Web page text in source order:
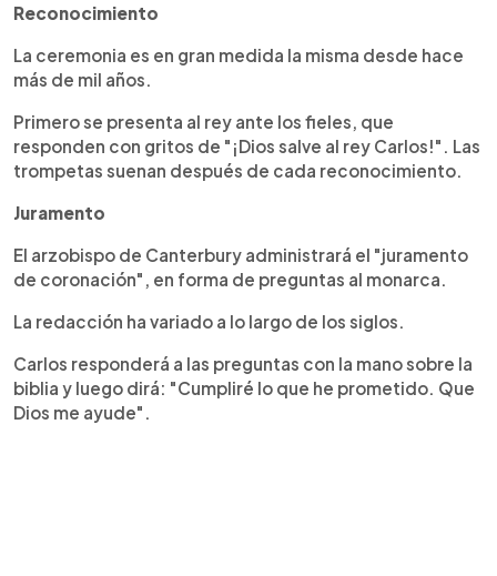
Reconocimiento
La ceremonia es en gran medida la misma desde hace
más de mil años.
Primero se presenta al rey ante los fieles, que
responden con gritos de "¡Dios salve al rey Carlos!". Las
trompetas suenan después de cada reconocimiento.
Juramento
El arzobispo de Canterbury administrará el "juramento
de coronación", en forma de preguntas al monarca.
La redacción ha variado a lo largo de los siglos.
Carlos responderá a las preguntas con la mano sobre la
biblia y luego dirá: "Cumpliré lo que he prometido. Que
Dios me ayude".